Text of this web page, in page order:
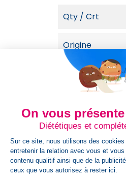
Qty / Crt
Origine
Genre
Dim Carton
HsCode
On vous
Diététiques et
Sur ce site, nous utilisons des cookies
entretenir la relation avec vous et
contenu qualitif ainsi que de la
ceux que vous autorisez à rester ici.